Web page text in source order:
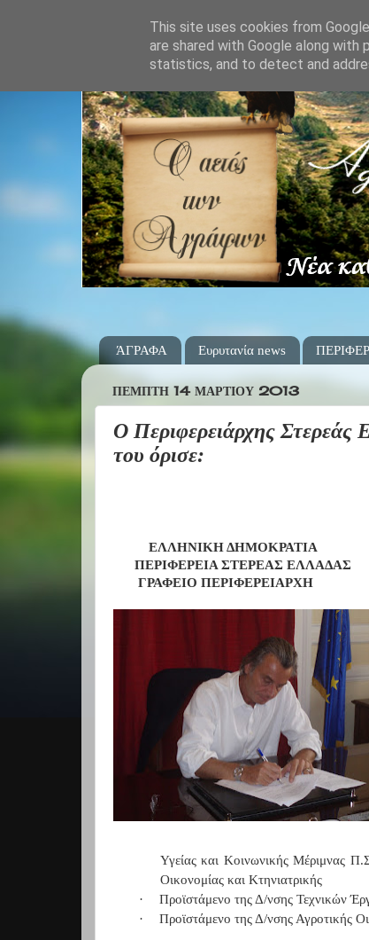
ΆΓΡΑΦΑ Ευρυτανία news
ΠΈΜΠΤΗ 14 ΜΑΡΤΊΟΥ 2013
Ο Περιφερειάρχης Στερεάς
του όρισε:
ΕΛΛΗΝΙΚΗ ΔΗΜΟΚΡΑΤΙΑ
ΠΕΡΙΦΕΡΕΙΑ ΣΤΕΡΕΑΣ ΕΛΛΑΔΑΣ
ΓΡΑΦΕΙΟ ΠΕΡΙΦΕΡΕΙΑΡΧΗ
Υγείας και Κοινωνικής Μέριμνας
Οικονομίας και Κτηνιατρικής
·
Προϊστάμενο της Δ/νσης Τεχνικών
·
Προϊστάμενο της Δ/νσης Αγροτικής
This site uses cookies from
are shared with Google along
statistics, and to detect and